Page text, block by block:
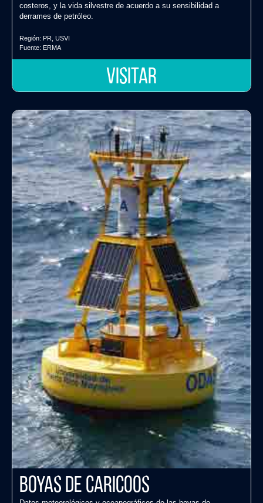
costeros, y la vida silvestre de acuerdo a su sensibilidad a
derrames de petróleo.
Región: PR USVI
Fuente: ERMA
VISITAR
Boyas de CARICOOS